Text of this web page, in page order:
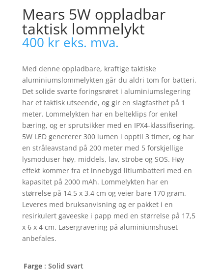
Mears 5W oppladbar
taktisk lommelykt
400 kr eks. mva.
Med denne oppladbare, kraftige taktiske
aluminiumslommelykten går du aldri tom for batteri.
Det solide svarte foringsrøret i aluminiumslegering
har et taktisk utseende, og gir en slagfasthet på 1
meter. Lommelykten har en belteklips for enkel
bæring, og er sprutsikker med en IPX4-klassifisering.
5W LED genererer 300 lumen i opptil 3 timer, og har
en stråleavstand på 200 meter med 5 forskjellige
lysmoduser høy, middels, lav, strobe og SOS. Høy
effekt kommer fra et innebygd litiumbatteri med en
kapasitet på 2000 mAh. Lommelykten har en
størrelse på 14,5 x 3,4 cm og veier bare 170 gram.
Leveres med bruksanvisning og er pakket i en
resirkulert gaveeske i papp med en størrelse på 17,5
x 6 x 4 cm. Lasergravering på aluminiumshuset
anbefales.
Farge : Solid svart